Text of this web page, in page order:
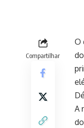
Compartilhar
O
A